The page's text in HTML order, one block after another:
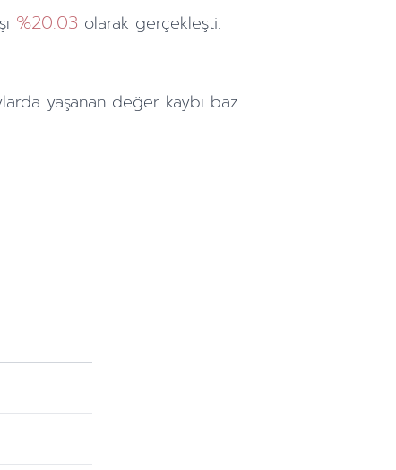
%20.03 olarak gerçekleşti.
yaşanan değer kaybı baz